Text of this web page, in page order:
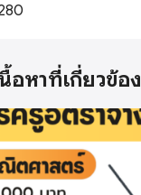
อหาที่เกี่ยวข้อง